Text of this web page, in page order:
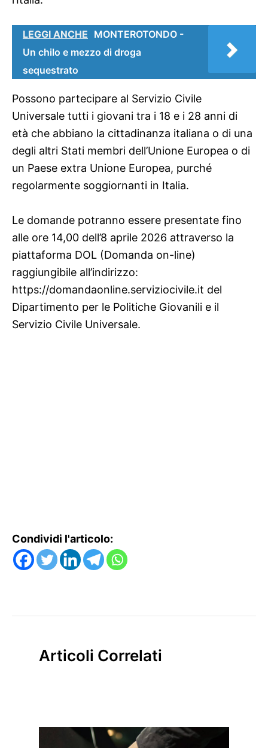
LEGGI ANCHE MONTEROTONDO -
Un chilo e mezzo di droga
sequestrato
Possono partecipare al Servizio Civile
Universale tutti i giovani tra i 18 e i 28 anni di
età che abbiano la cittadinanza italiana o di una
degli altri Stati membri dell’Unione Europea o di
un Paese extra Unione Europea, purché
regolarmente soggiornanti in Italia.
Le domande potranno essere presentate fino
alle ore 14,00 dell’8 aprile 2026 attraverso la
piattaforma DOL (Domanda on-line)
raggiungibile all’indirizzo:
https://domandaonline.serviziocivile.it del
Dipartimento per le Politiche Giovanili e il
Servizio Civile Universale.
Condividi l'articolo:
Articoli Correlati